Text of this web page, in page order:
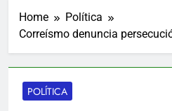
Home
Política
Correísmo denuncia
POLÍTICA